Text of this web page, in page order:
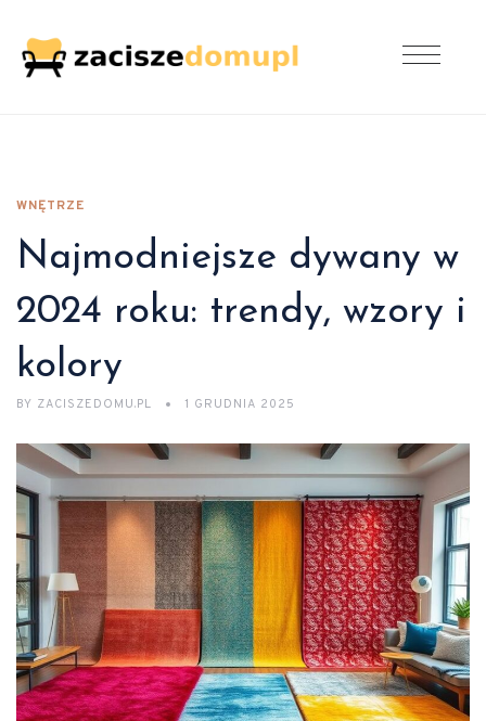
WNĘTRZE
Najmodniejsze dywany w
2024 roku: trendy, wzory i
kolory
BY ZACISZEDOMU.PL 1 GRUDNIA 2025